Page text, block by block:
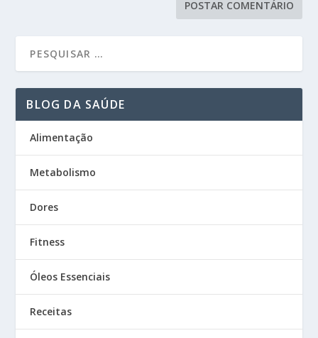
BLOG DA SAÚDE
Alimentação
Metabolismo
Dores
Fitness
Óleos Essenciais
Receitas